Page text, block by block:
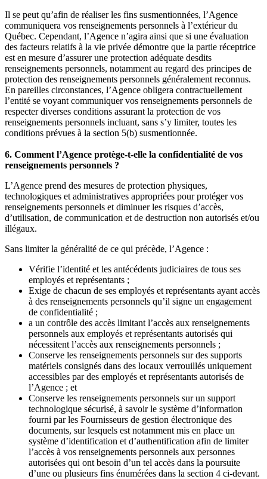
Il se peut qu’afin de réaliser les fins susmentionnées, l’Agence
communiquera vos renseignements personnels à l’extérieur du
Québec. Cependant, l’Agence n’agira ainsi que si une évaluation
des facteurs relatifs à la vie privée démontre que la partie réceptrice
est en mesure d’assurer une protection adéquate desdits
renseignements personnels, notamment au regard des principes de
protection des renseignements personnels généralement reconnus.
En pareilles circonstances, l’Agence obligera contractuellement
l’entité se voyant communiquer vos renseignements personnels de
respecter diverses conditions assurant la protection de vos
renseignements personnels incluant, sans s’y limiter, toutes les
conditions prévues à la section 5(b) susmentionnée.
6. Comment l’Agence protège-t-elle la confidentialité de vos
renseignements personnels ?
L’Agence prend des mesures de protection physiques,
technologiques et administratives appropriées pour protéger vos
renseignements personnels et diminuer les risques d’accès,
d’utilisation, de communication et de destruction non autorisés et/ou
illégaux.
Sans limiter la généralité de ce qui précède, l’Agence :
Vérifie l’identité et les antécédents judiciaires de tous ses
employés et représentants ;
Exige de chacun de ses employés et représentants ayant accès
à des renseignements personnels qu’il signe un engagement
de confidentialité ;
a un contrôle des accès limitant l’accès aux renseignements
personnels aux employés et représentants autorisés qui
nécessitent l’accès aux renseignements personnels ;
Conserve les renseignements personnels sur des supports
matériels consignés dans des locaux verrouillés uniquement
accessibles par des employés et représentants autorisés de
l’Agence ; et
Conserve les renseignements personnels sur un support
technologique sécurisé, à savoir le système d’information
fourni par les Fournisseurs de gestion électronique des
documents, sur lesquels est notamment mis en place un
système d’identification et d’authentification afin de limiter
l’accès à vos renseignements personnels aux personnes
autorisées qui ont besoin d’un tel accès dans la poursuite
d’une ou plusieurs fins énumérées dans la section 4 ci-devant.